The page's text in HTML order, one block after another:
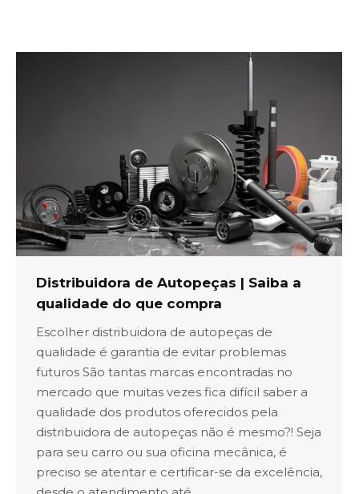
Distribuidora de Autopeças | Saiba a
qualidade do que compra
Escolher distribuidora de autopeças de
qualidade é garantia de evitar problemas
futuros São tantas marcas encontradas no
mercado que muitas vezes fica difícil saber a
qualidade dos produtos oferecidos pela
distribuidora de autopeças não é mesmo?! Seja
para seu carro ou sua oficina mecânica, é
preciso se atentar e certificar-se da excelência,